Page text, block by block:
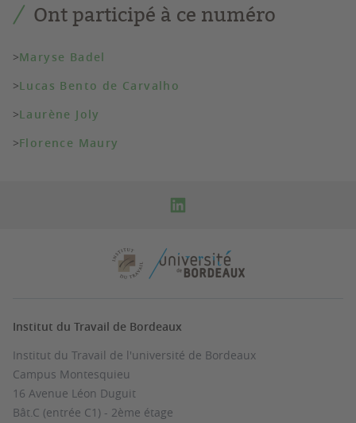
Ont participé à ce numéro
>Maryse Badel
>Lucas Bento de Carvalho
>Laurène Joly
>Florence Maury
Institut du Travail de Bordeaux
Institut du Travail de l'université de Bordeaux
Campus Montesquieu
16 Avenue Léon Duguit
Bât.C (entrée C1) - 2ème étage